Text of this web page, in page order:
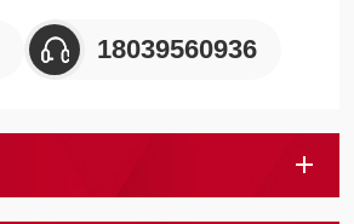
18039560936